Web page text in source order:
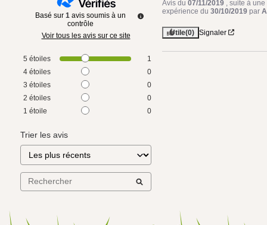
Basé sur 1 avis soumis à un
contrôle
Voir tous les avis sur ce site
5 étoiles
1
4 étoiles
0
3 étoiles
0
2 étoiles
0
1 étoile 0
Trier les avis
Avis du07/11/2019 , suite à une
expérience du30/10/2019 par
Utile(0) Signaler